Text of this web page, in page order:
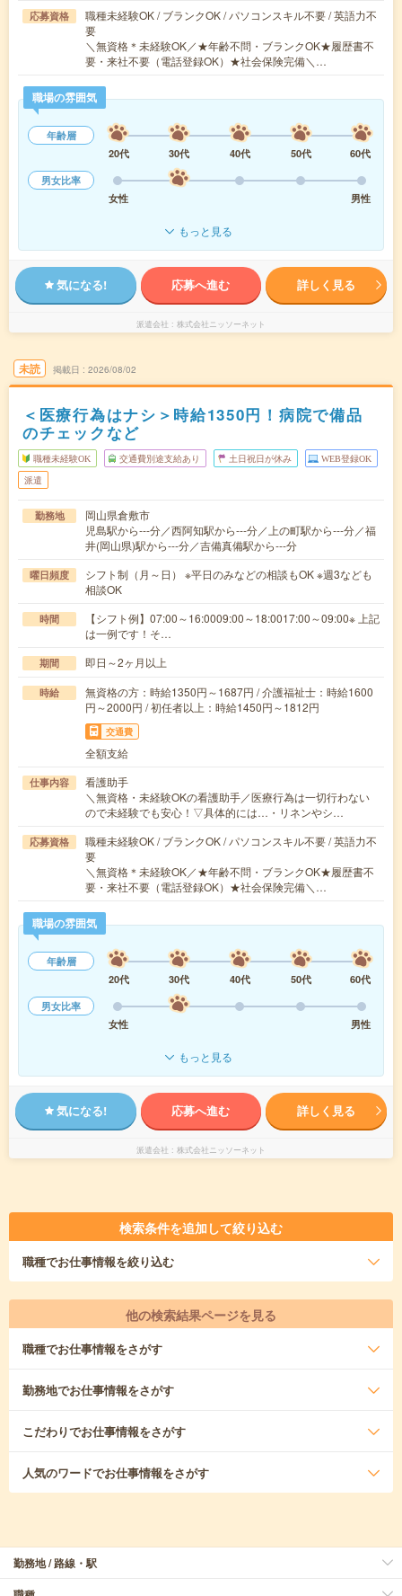
応募資格
職種未経験OK / ブランクOK / パソコンスキル不要 / 英語力不
要
＼無資格＊未経験OK／★年齢不問・ブランクOK★履歴書不
要・来社不要（電話登録OK）★社会保険完備＼…
職場の雰囲気
年齢層
20代
30代 40代 50代
60代
男女比率
女性
男性
もっと見る
気になる! 応募へ進む 詳しく見る
派遣会社 株式会社ニッソーネット
未読 掲載日 2026/08/02
＜医療行為はナシ＞時給1350円！病院で備品
のチェックなど
職種未経験OK 交通費別途支給あり 土日祝日が休み WEB登録OK
派遣
勤務地
岡山県倉敷市
児島駅から---分／西阿知駅から---分／上の町駅から---分／福
井(岡山県)駅から---分／吉備真備駅から---分
曜日頻度
シフト制（月～日） ※平日のみなどの相談もOK ※週3なども
相談OK
時間
【シフト例】07:00～16:0009:00～18:0017:00～09:00※ 上記
は一例です！そ…
期間 即日～2ヶ月以上
時給
無資格の方：時給1350円～1687円 / 介護福祉士：時給1600
円～2000円 / 初任者以上：時給1450円～1812円
交通費
全額支給
仕事内容
看護助手
＼無資格・未経験OKの看護助手／医療行為は一切行わない
ので未経験でも安心！▽具体的には…・リネンやシ…
応募資格
職種未経験OK / ブランクOK / パソコンスキル不要 / 英語力不
要
＼無資格＊未経験OK／★年齢不問・ブランクOK★履歴書不
要・来社不要（電話登録OK）★社会保険完備＼…
職場の雰囲気
年齢層
20代
30代 40代 50代
60代
男女比率
女性
男性
もっと見る
気になる! 応募へ進む 詳しく見る
派遣会社 株式会社ニッソーネット
検索条件を追加して絞り込む
職種でお仕事情報を絞り込む
他の検索結果ページを見る
職種でお仕事情報をさがす
勤務地でお仕事情報をさがす
こだわりでお仕事情報をさがす
人気のワードでお仕事情報をさがす
勤務地 / 路線・駅